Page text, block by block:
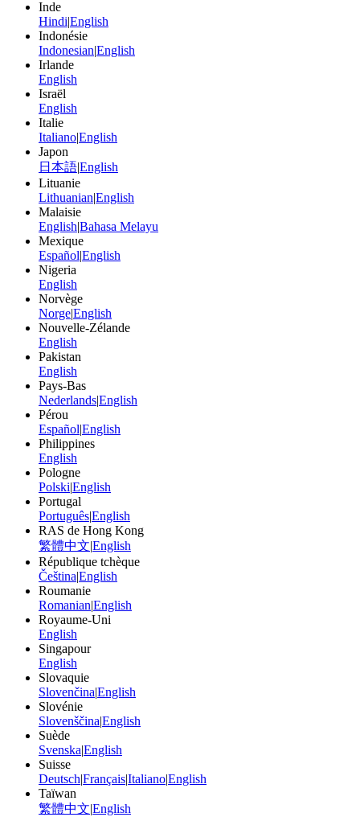
Inde
HindiEnglish
Indonésie
IndonesianEnglish
Irlande
English
Israël
English
Italie
ItalianoEnglish
Japon
日本語English
Lituanie
LithuanianEnglish
Malaisie
EnglishBahasa Melayu
Mexique
EspañolEnglish
Nigeria
English
Norvège
NorgeEnglish
Nouvelle-Zélande
English
Pakistan
English
Pays-Bas
NederlandsEnglish
Pérou
EspañolEnglish
Philippines
English
Pologne
PolskiEnglish
Portugal
PortuguêsEnglish
RAS de Hong Kong
繁體中文 English
République tchèque
ČeštinaEnglish
Roumanie
RomanianEnglish
Royaume-Uni
English
Singapour
English
Slovaquie
SlovenčinaEnglish
Slovénie
SlovenščinaEnglish
Suède
SvenskaEnglish
Suisse
DeutschFrançaisItalianoEnglish
Taïwan
繁體中文 English